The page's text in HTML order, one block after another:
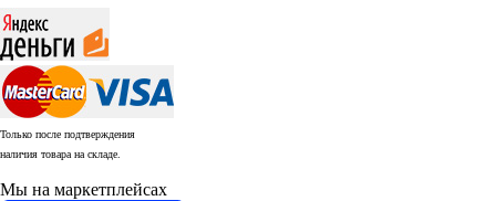
Только после подтверждения
наличия товара на складе.
Мы на маркетплейсах